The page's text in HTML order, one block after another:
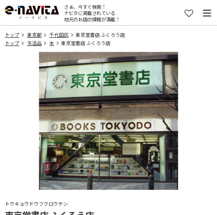
さぁ、今すぐ検索！
ナビタに掲載されている
地元のお店の情報が満載！
トップ 東京都 千代田区
東京堂書店 ふくろう店
トップ
生活品 本 東京堂書店 ふくろう店
トウキョウドウフクロウテン